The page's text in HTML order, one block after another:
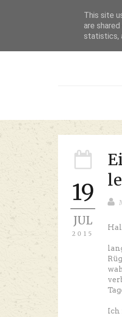
19
JUL
2015
Ich
This site
are
statistics,